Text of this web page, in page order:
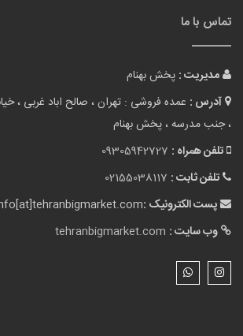
تماس با ما
مدیریت : پخش بهنام
آدرس : عمده فروشی : تهران ، صالح اباد غربی ،
، جنب مدرسه ، پخش بهنام
تلفن همراه : 09305942727
تلفن ثابت : 02155038117
پست الکترونیک :
وب سایت : tehranbigmarket.com